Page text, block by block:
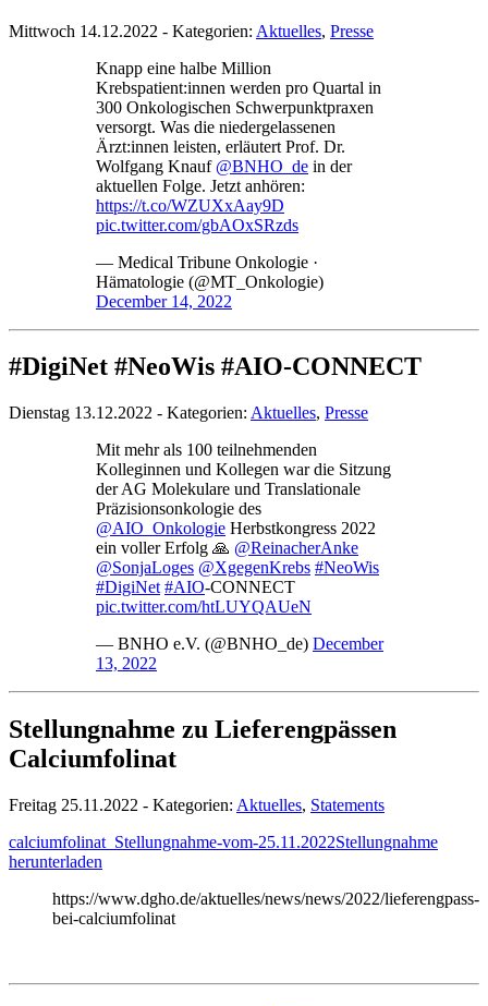
Mittwoch 14.12.2022 - Kategorien: Aktuelles, Presse
Knapp eine halbe Million
Krebspatient:innen werden pro Quartal in
300 Onkologischen Schwerpunktpraxen
versorgt. Was die niedergelassenen
Ärzt:innen leisten, erläutert Prof. Dr.
Wolfgang Knauf @BNHO_de in der
aktuellen Folge. Jetzt anhören:
https://t.co/WZUXxAay9D
pic.twitter.com/gbAOxSRzds
— Medical Tribune Onkologie ·
Hämatologie (@MT_Onkologie)
December 14, 2022
#DigiNet #NeoWis #AIO-CONNECT
Dienstag 13.12.2022 - Kategorien: Aktuelles, Presse
Mit mehr als 100 teilnehmenden
Kolleginnen und Kollegen war die Sitzung
der AG Molekulare und Translationale
Präzisionsonkologie des
@AIO_Onkologie Herbstkongress 2022
ein voller Erfolg 🙏 @ReinacherAnke
@SonjaLoges @XgegenKrebs #NeoWis
#DigiNet #AIO-CONNECT
pic.twitter.com/htLUYQAUeN
— BNHO e.V. (@BNHO_de) December
13, 2022
Stellungnahme zu Lieferengpässen
Calciumfolinat
Freitag 25.11.2022 - Kategorien: Aktuelles, Statements
calciumfolinat_Stellungnahme-vom-25.11.2022Stellungnahme
herunterladen
https://www.dgho.de/aktuelles/news/news/2022/lieferengpass-
bei-calciumfolinat